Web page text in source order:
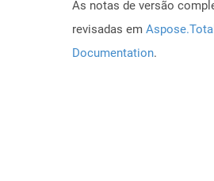
As notas de versão
revisadas em
Documentation.